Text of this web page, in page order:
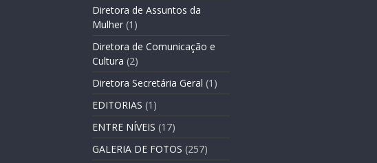
Diretora de Assuntos da
Mulher (1)
Diretora de Comunicação e
Cultura (2)
Diretora Secretária Geral (1)
EDITORIAS (1)
ENTRE NÍVEIS (17)
GALERIA DE FOTOS (257)